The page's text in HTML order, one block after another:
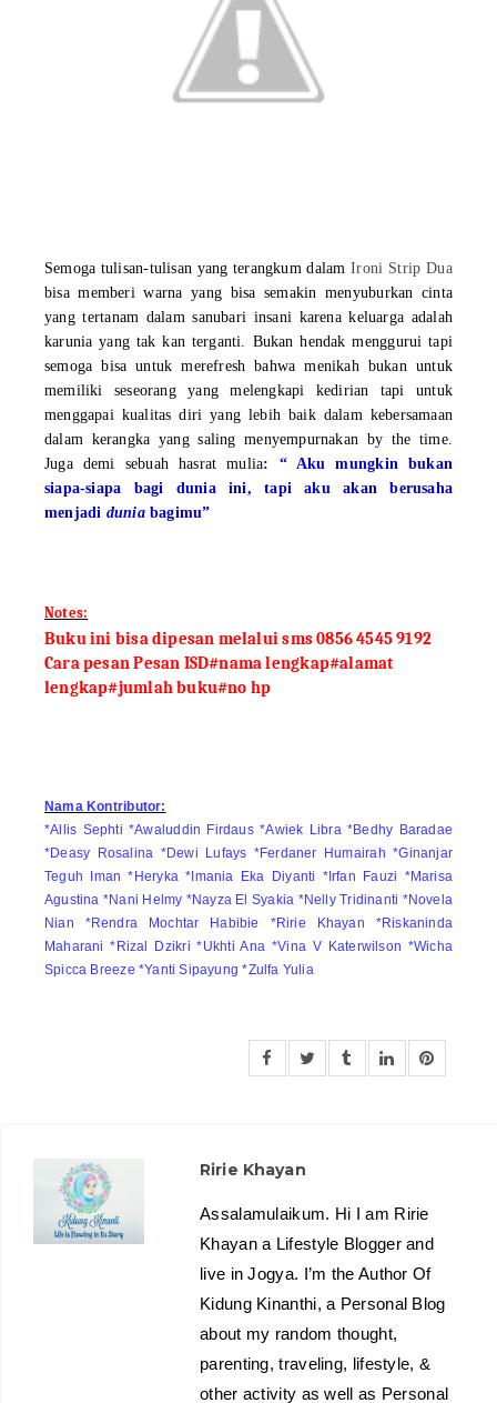
Semoga tulisan-tulisan yang terangkum dalamIroni Strip Dua
bisa memberi warna yang bisa semakin menyuburkan cinta
yang tertanam dalam sanubari insani karena keluarga adalah
karunia yang tak kan terganti. Bukan hendak menggurui tapi
semoga bisa untuk merefresh bahwa menikah bukan untuk
memiliki seseorang yang melengkapi kedirian tapi untuk
menggapai kualitas diri yang lebih baik dalam kebersamaan
dalam kerangka yang saling menyempurnakan by the time.
Juga demi sebuah hasrat mulia: “ Aku mungkin bukan
siapa-siapa bagi dunia ini, tapi aku akan berusaha
menjadi duniabagimu”
Notes:
Buku ini bisa dipesan melalui sms 0856 4545 9192
Cara pesan Pesan ISD#nama lengkap#alamat
lengkap#jumlah buku#no hp
Nama Kontributor:
*Allis Sephti *Awaluddin Firdaus *Awiek Libra *Bedhy Baradae
*Deasy Rosalina *Dewi Lufays *Ferdaner Humairah *Ginanjar
Teguh Iman *Heryka *Imania Eka Diyanti *Irfan Fauzi *Marisa
Agustina *Nani Helmy *Nayza El Syakia *Nelly Tridinanti *Novela
Nian *Rendra Mochtar Habibie *Ririe Khayan *Riskaninda
Maharani *Rizal Dzikri *Ukhti Ana *Vina V Katerwilson *Wicha
Spicca Breeze *Yanti Sipayung *Zulfa Yulia
Ririe Khayan
Assalamulaikum. Hi I am Ririe
Khayan a Lifestyle Blogger and
live in Jogya. I’m the Author Of
Kidung Kinanthi, a Personal Blog
about my random thought,
parenting, traveling, lifestyle, &
other activity as well as Personal